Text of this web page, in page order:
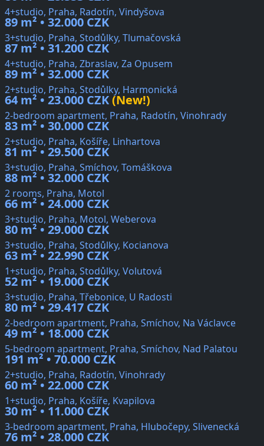
4+studio, Praha, Radotín, Vindyšova
89 m² • 32.000 CZK
3+studio, Praha, Stodůlky, Tlumačovská
87 m² • 31.200 CZK
4+studio, Praha, Zbraslav, Za Opusem
89 m² • 32.000 CZK
2+studio, Praha, Stodůlky, Harmonická
64 m² • 23.000 CZK(New!)
2-bedroom apartment, Praha, Radotín, Vinohrady
83 m² • 30.000 CZK
2+studio, Praha, Košíře, Linhartova
81 m² • 29.500 CZK
3+studio, Praha, Smíchov, Tomáškova
88 m² • 32.000 CZK
2 rooms, Praha, Motol
66 m² • 24.000 CZK
3+studio, Praha, Motol, Weberova
80 m² • 29.000 CZK
3+studio, Praha, Stodůlky, Kocianova
63 m² • 22.990 CZK
1+studio, Praha, Stodůlky, Volutová
52 m² • 19.000 CZK
3+studio, Praha, Třebonice, U Radosti
80 m² • 29.417 CZK
2-bedroom apartment, Praha, Smíchov, Na Václavce
49 m² • 18.000 CZK
5-bedroom apartment, Praha, Smíchov, Nad Palatou
191 m² • 70.000 CZK
2+studio, Praha, Radotín, Vinohrady
60 m² • 22.000 CZK
1+studio, Praha, Košíře, Kvapilova
30 m² • 11.000 CZK
3-bedroom apartment, Praha, Hlubočepy, Slivenecká
76 m² • 28.000 CZK